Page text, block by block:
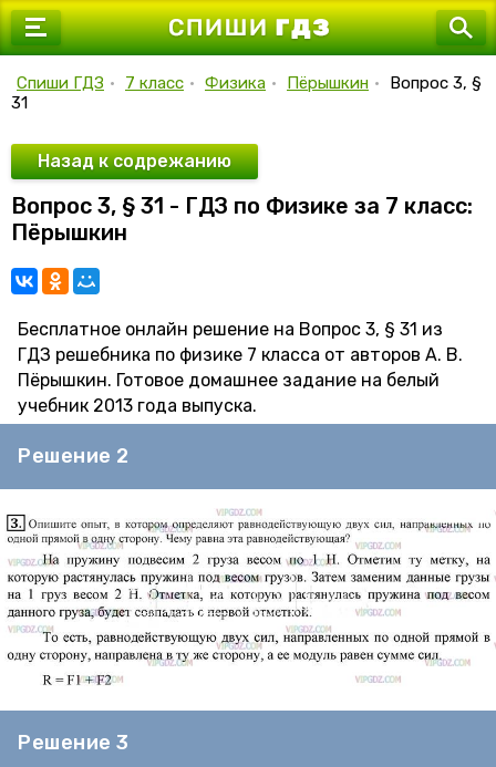
7 класс
9 класс
10 класс
11 класс
Спиши ГДЗ • 7 класс • Физика • Пёрышкин •
Вопрос 3, §
31
Назад к содрежанию
Вопрос 3, § 31 - ГДЗ по Физике за 7 класс:
Пёрышкин
Бесплатное онлайн решение на Вопрос 3, § 31 из
ГДЗ решебника по физике 7 класса от авторов А. В.
Пёрышкин. Готовое домашнее задание на белый
учебник 2013 года выпуска.
Решение 2
Решение 3